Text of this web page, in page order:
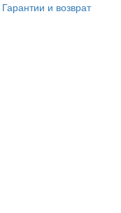
Гарантии и возврат